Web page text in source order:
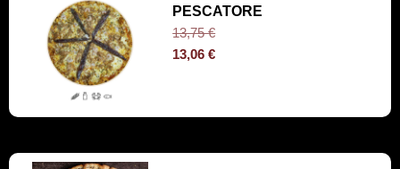
PESCATORE
13,75€
13,06€